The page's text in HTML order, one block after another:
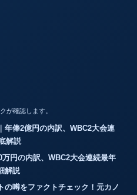
が確認します。
年俸2億円の内訳、WBC2大会連
解説
円の内訳、WBC2大会連続最年
解説
噂をファクトチェック！元カノ